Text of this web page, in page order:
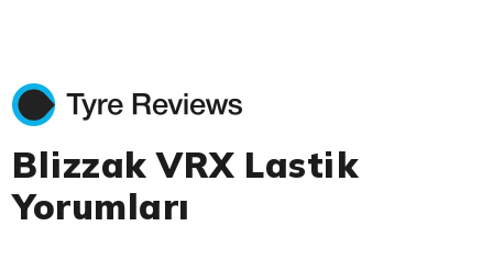
Blizzak VRX Lastik
Yorumları